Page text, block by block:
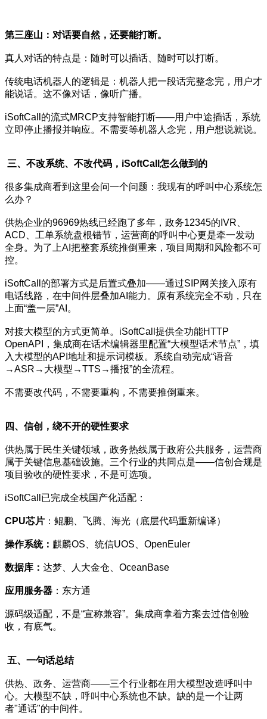
第三座山 ：对话要自然，还要能打断。
真人对话的特点是：随时可以插话、随时可以打断。
传统电话机器人的逻辑是：机器人把一段话完整念完，用户才
能说话。这不像对话，像听广播。
iSoftCall的流式MRCP支持智能打断——用户中途插话，系统
立即停止播报并响应。不需要等机器人念完，用户想说就说。
三、不改系统、不改代码，iSoftCall怎么做到的
很多集成商看到这里会问一个问题：我现有的呼叫中心系统怎
么办？
供热企业的96969热线已经跑了多年，政务12345的IVR、
ACD、工单系统盘根错节，运营商的呼叫中心更是牵一发动
全身。为了上AI把整套系统推倒重来，项目周期和风险都不可
控。
iSoftCall的部署方式是后置式叠加——通过SIP网关接入原有
电话线路，在中间件层叠加AI能力。原有系统完全不动，只在
上面“盖一层”AI。
对接大模型的方式更简单。iSoftCall提供全功能HTTP
OpenAPI，集成商在话术编辑器里配置“大模型话术节点”，填
入大模型的API地址和提示词模板。系统自动完成“语音
→ASR→大模型→TTS→播报”的全流程。
不需要改代码，不需要重构，不需要推倒重来。
四、信创，绕不开的硬性要求
供热属于民生关键领域，政务热线属于政府公共服务，运营商
属于关键信息基础设施。三个行业的共同点是——信创合规是
项目验收的硬性要求，不是可选项。
iSoftCall已完成全栈国产化适配：
CPU芯片 ：鲲鹏、飞腾、海光（底层代码重新编译）
操作系统： 麒麟OS、统信UOS、OpenEuler
数据库： 达梦、人大金仓、OceanBase
应用服务器 ：东方通
源码级适配，不是“宣称兼容”。集成商拿着方案去过信创验
收，有底气。
五、一句话总结
供热、政务、运营商——三个行业都在用大模型改造呼叫中
心。大模型不缺，呼叫中心系统也不缺。缺的是一个让两
者"通话"的中间件。